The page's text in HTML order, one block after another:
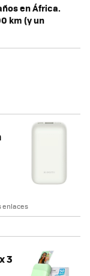
en África.
km (y un
enlaces
3